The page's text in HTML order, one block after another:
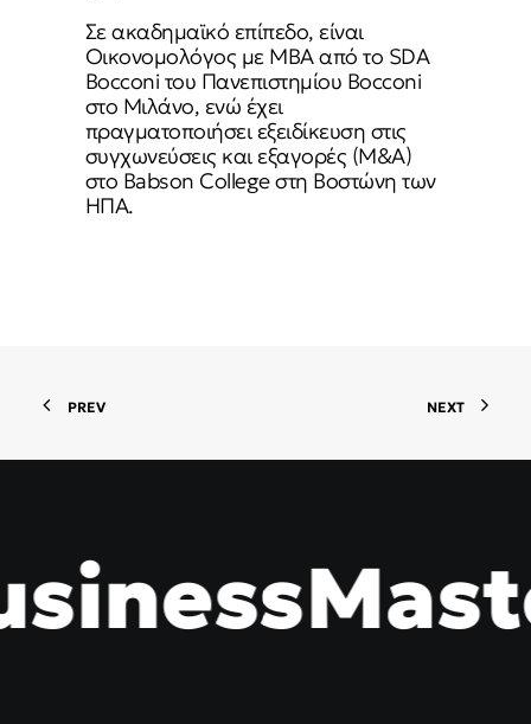
Σε ακαδημαϊκό επίπεδο, είναι
Οικονομολόγος με MBA από το SDA
Bocconi του Πανεπιστημίου Bocconi
στο Μιλάνο, ενώ έχει
πραγματοποιήσει εξειδίκευση στις
συγχωνεύσεις και εξαγορές (M&A)
στο Babson College στη Βοστώνη των
ΗΠΑ.
PREV NEXT